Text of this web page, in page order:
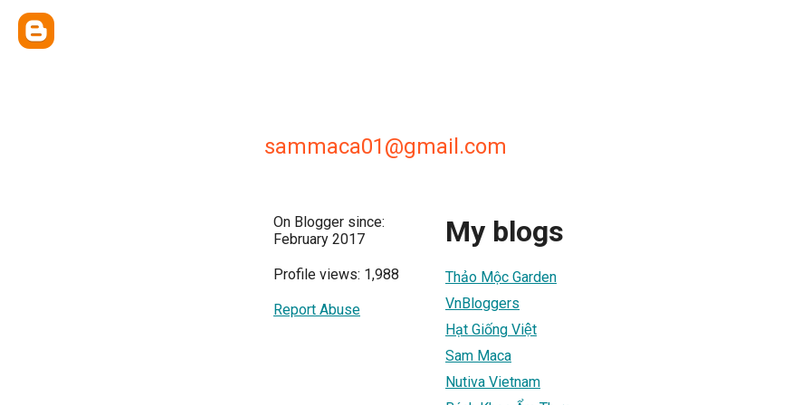
sammaca01@gmail.com
On Blogger since:
February 2017
Profile views: 1,988
Report Abuse
My blogs
Thảo Mộc Garden
VnBloggers
Hạt Giống Việt
Sam Maca
Nutiva Vietnam